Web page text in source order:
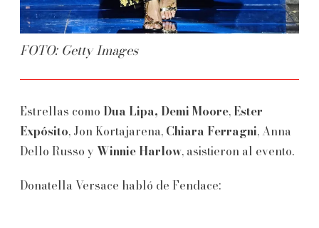
FOTO: Getty Images
Estrellas como Dua Lipa, Demi Moore, Ester
Expósito, Jon Kortajarena, Chiara Ferragni, Anna
Dello Russo y Winnie Harlow, asistieron al evento.
Donatella Versace habló de Fendace: